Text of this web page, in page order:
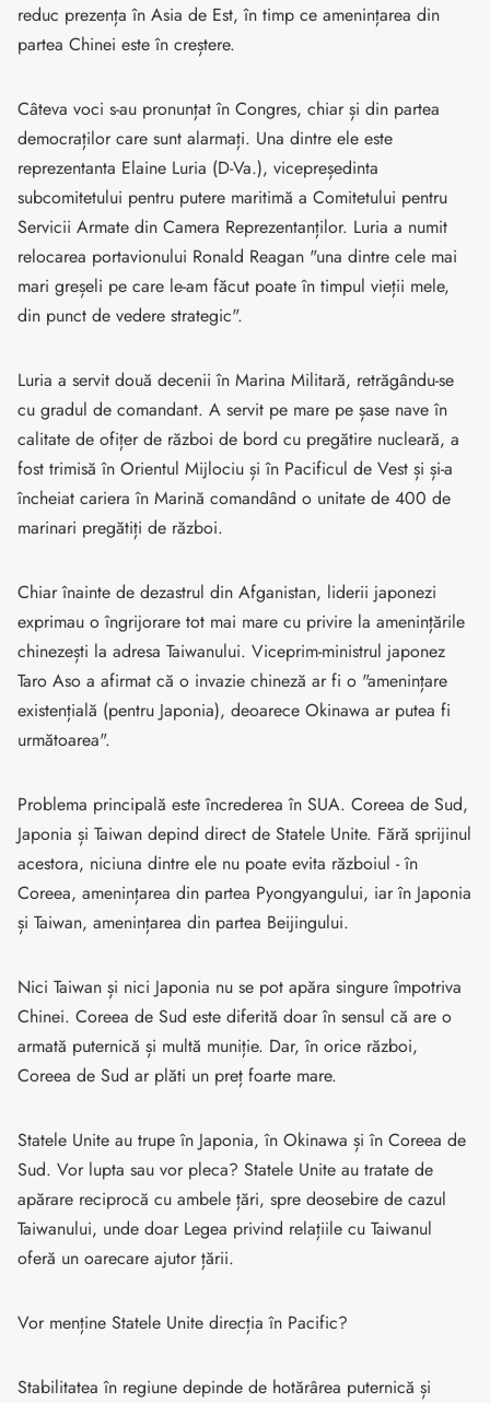
reduc prezența în Asia de Est, în timp ce amenințarea din
partea Chinei este în creștere.
Câteva voci s-au pronunțat în Congres, chiar și din partea
democraților care sunt alarmați. Una dintre ele este
reprezentanta Elaine Luria (D-Va.), vicepreședinta
subcomitetului pentru putere maritimă a Comitetului pentru
Servicii Armate din Camera Reprezentanților. Luria a numit
relocarea portavionului Ronald Reagan "una dintre cele mai
mari greșeli pe care le-am făcut poate în timpul vieții mele,
din punct de vedere strategic".
Luria a servit două decenii în Marina Militară, retrăgându-se
cu gradul de comandant. A servit pe mare pe șase nave în
calitate de ofițer de război de bord cu pregătire nucleară, a
fost trimisă în Orientul Mijlociu și în Pacificul de Vest și și-a
încheiat cariera în Marină comandând o unitate de 400 de
marinari pregătiți de război.
Chiar înainte de dezastrul din Afganistan, liderii japonezi
exprimau o îngrijorare tot mai mare cu privire la amenințările
chinezești la adresa Taiwanului. Viceprim-ministrul japonez
Taro Aso a afirmat că o invazie chineză ar fi o "amenințare
existențială (pentru Japonia), deoarece Okinawa ar putea fi
următoarea".
Problema principală este încrederea în SUA. Coreea de Sud,
Japonia și Taiwan depind direct de Statele Unite. Fără sprijinul
acestora, niciuna dintre ele nu poate evita războiul - în
Coreea, amenințarea din partea Pyongyangului, iar în Japonia
și Taiwan, amenințarea din partea Beijingului.
Nici Taiwan și nici Japonia nu se pot apăra singure împotriva
Chinei. Coreea de Sud este diferită doar în sensul că are o
armată puternică și multă muniție. Dar, în orice război,
Coreea de Sud ar plăti un preț foarte mare.
Statele Unite au trupe în Japonia, în Okinawa și în Coreea de
Sud. Vor lupta sau vor pleca? Statele Unite au tratate de
apărare reciprocă cu ambele țări, spre deosebire de cazul
Taiwanului, unde doar Legea privind relațiile cu Taiwanul
oferă un oarecare ajutor țării.
Vor menține Statele Unite direcția în Pacific?
Stabilitatea în regiune depinde de hotărârea puternică și